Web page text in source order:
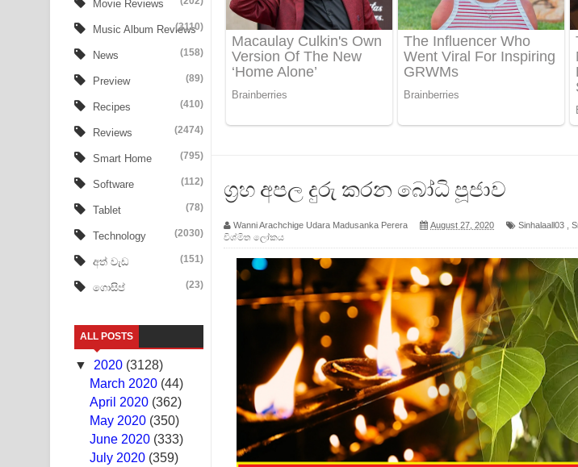
Aye Lanweela Song Lyrics - ආයේ ලංවීලා ගීතයේ පද පෙළ
Ala purannata Song Lyrics - ආල පුරන්නට ගීතයේ පද පෙළ
BTS : Hooligan Lyrics
Apa Hamuwee Song Lyrics - අප හමුවී ගීතයේ පද පෙළ
PATHINIYE Song Lyrics - පතිනියනේ ගීතයේ පද පෙළ
Sorry Sir Song Lyrics - සොරි සර් ගීතයේ පද පෙළ
Mathaka Aluthin Liyanna Song Lyrics - මතක අලුතින් ලියන්න ගීතයේ පද පෙළ
Sandak Awith Song Lyrics - සඳක් ඇවිත් ගීතයේ පද පෙළ
Swetha Sande Song Lyrics - ශ්වේත සඳේ ගීතයේ පද පෙළ
Ma Igili Giya Lyrics - මා ඉගිලී ගියා ගීතයේ පද පෙළ
Ras Balan Song Lyrics - රැස් බලන් ගීතයේ පද පෙළ
Hoda sihiyen Song Lyrics - හොද සිහියෙන් ගීතයේ පද පෙළ
Awanken Song Lyrics - අවංකෙන් ගීතයේ පද පෙළ
Movie Reviews
Music Album Reviews
(3110)
News (158)
Preview (89)
Recipes (410)
Reviews (2474)
Smart Home (795)
Software (112)
Tablet (78)
Technology (2030)
අත් වැඩ (151)
ගොසිප් (23)
ALL POSTS
▼ 2020 (3128)
March 2020 (44)
April 2020 (362)
May 2020 (350)
June 2020 (333)
July 2020 (359)
ග්‍රහ අපල දුරු කරන බෝධි පූජාව
Wanni Arachchige Udara Madusanka Perera August 27, 2020 Sinhalaall03
විශ්මිත ලෝකය